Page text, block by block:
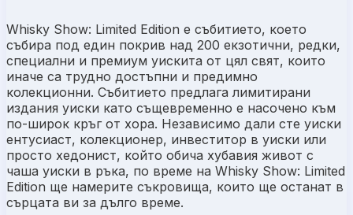
Whisky Show: Limited Edition е събитието, което
събира под един покрив над 200 екзотични, редки,
специални и премиум уискита от цял свят, които
иначе са трудно достъпни и предимно
колекционни. Събитието предлага лимитирани
издания уиски като същевременно е насочено към
по-широк кръг от хора. Независимо дали сте уиски
ентусиаст, колекционер, инвеститор в уиски или
просто хедонист, който обича хубавия живот с
чаша уиски в ръка, по време на Whisky Show: Limited
Edition ще намерите съкровища, които ще останат в
сърцата ви за дълго време.